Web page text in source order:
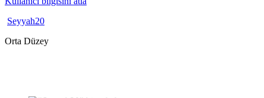
Seyyah20
Orta Düzey